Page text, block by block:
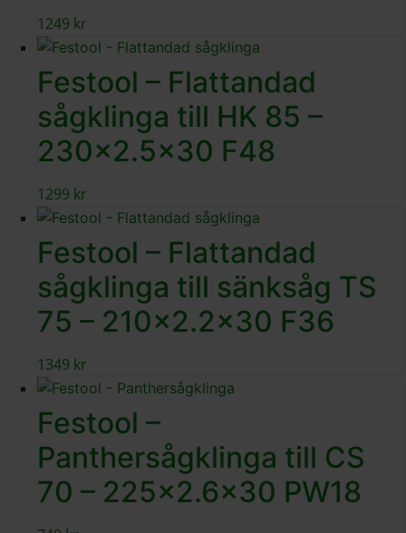
1249 kr
Festool – Flattandad
sågklinga till HK 85 –
230×2.5×30 F48
1299 kr
Festool – Flattandad
sågklinga till sänksåg TS
75 – 210×2.2×30 F36
1349 kr
Festool –
Panthersågklinga till CS
70 – 225×2.6×30 PW18